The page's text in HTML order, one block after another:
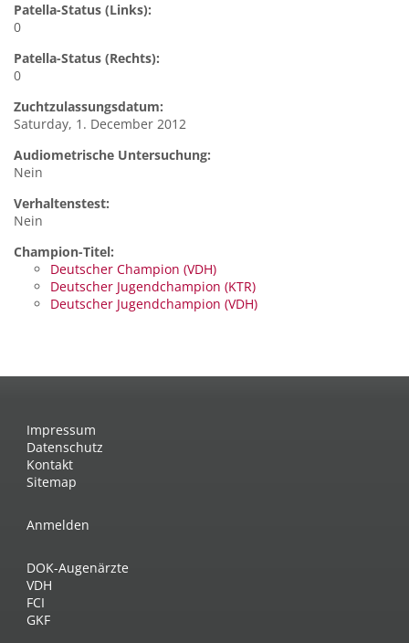
Patella-Status (Links):
0
Patella-Status (Rechts):
0
Zuchtzulassungsdatum:
Saturday, 1. December 2012
Audiometrische Untersuchung:
Nein
Verhaltenstest:
Nein
Champion-Titel:
Deutscher Champion (VDH)
Deutscher Jugendchampion (KTR)
Deutscher Jugendchampion (VDH)
Impressum
Datenschutz
Kontakt
Sitemap
Anmelden
DOK-Augenärzte
VDH
FCI
GKF